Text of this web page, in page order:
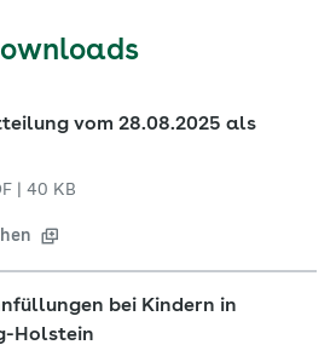
vom 28.08.2025 als
40 KB
bei Kindern in
Holstein